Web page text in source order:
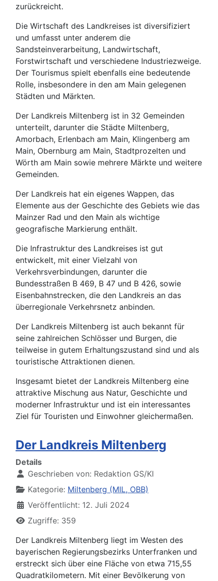
zurückreicht.
Die Wirtschaft des Landkreises ist diversifiziert
und umfasst unter anderem die
Sandsteinverarbeitung, Landwirtschaft,
Forstwirtschaft und verschiedene Industriezweige.
Der Tourismus spielt ebenfalls eine bedeutende
Rolle, insbesondere in den am Main gelegenen
Städten und Märkten.
Der Landkreis Miltenberg ist in 32 Gemeinden
unterteilt, darunter die Städte Miltenberg,
Amorbach, Erlenbach am Main, Klingenberg am
Main, Obernburg am Main, Stadtprozelten und
Wörth am Main sowie mehrere Märkte und weitere
Gemeinden.
Der Landkreis hat ein eigenes Wappen, das
Elemente aus der Geschichte des Gebiets wie das
Mainzer Rad und den Main als wichtige
geografische Markierung enthält.
Die Infrastruktur des Landkreises ist gut
entwickelt, mit einer Vielzahl von
Verkehrsverbindungen, darunter die
Bundesstraßen B 469, B 47 und B 426, sowie
Eisenbahnstrecken, die den Landkreis an das
überregionale Verkehrsnetz anbinden.
Der Landkreis Miltenberg ist auch bekannt für
seine zahlreichen Schlösser und Burgen, die
teilweise in gutem Erhaltungszustand sind und als
touristische Attraktionen dienen.
Insgesamt bietet der Landkreis Miltenberg eine
attraktive Mischung aus Natur, Geschichte und
moderner Infrastruktur und ist ein interessantes
Ziel für Touristen und Einwohner gleichermaßen.
Der Landkreis Miltenberg
Details
Geschrieben von: Redaktion GS/KI
Kategorie: Miltenberg (MIL, OBB)
Veröffentlicht: 12. Juli 2024
Zugriffe: 359
Der Landkreis Miltenberg liegt im Westen des
bayerischen Regierungsbezirks Unterfranken und
erstreckt sich über eine Fläche von etwa 715,55
Quadratkilometern. Mit einer Bevölkerung von